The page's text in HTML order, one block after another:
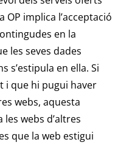
implica l’acceptació
en la
les seves dades
s’estipula en ella. Si
i que hi pugui haver
webs, aquesta
les webs d’altres
que la web estigui